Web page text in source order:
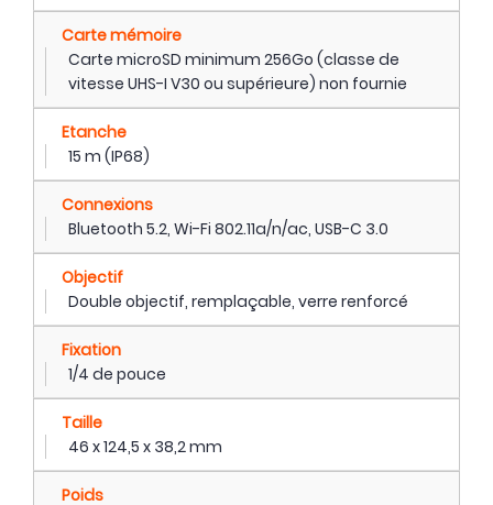
Carte mémoire
Carte microSD minimum 256Go (classe de
vitesse UHS-I V30 ou supérieure) non fournie
Etanche
15 m (IP68)
Connexions
Bluetooth 5.2, Wi-Fi 802.11a/n/ac, USB-C 3.0
Objectif
Double objectif, remplaçable, verre renforcé
Fixation
1/4 de pouce
Taille
46 x 124,5 x 38,2 mm
Poids